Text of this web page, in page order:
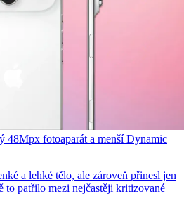
48Mpx fotoaparát a menší Dynamic
a lehké tělo, ale zároveň přinesl jen
to patřilo mezi nejčastěji kritizované